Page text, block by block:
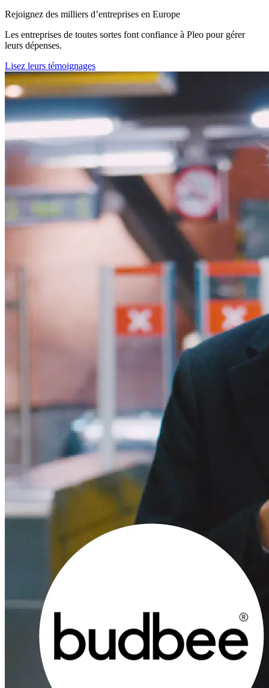
Rejoignez des milliers d’entreprises en Europe
Les entreprises de toutes sortes font confiance à Pleo pour gérer
leurs dépenses.
Lisez leurs témoignages